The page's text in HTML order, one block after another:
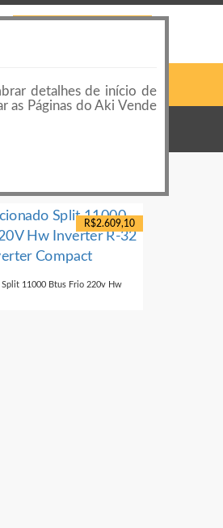
Login ou Cadastro
R$2.609,10
Split 11000 Btus Frio 220v Hw
detalhes de início de
as Páginas do Aki Vende